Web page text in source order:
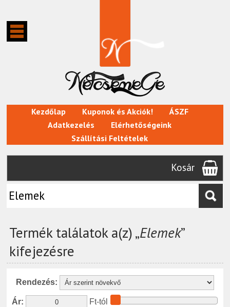
Kezdőlap Kuponok és Akciók!
ÁSZF
Adatkezelés
Elérhetőségeink
Szállítási Feltételek
Kosár
Termék találatok a(z) „Elemek”
kifejezésre
Rendezés:
Ár: Ft-tól